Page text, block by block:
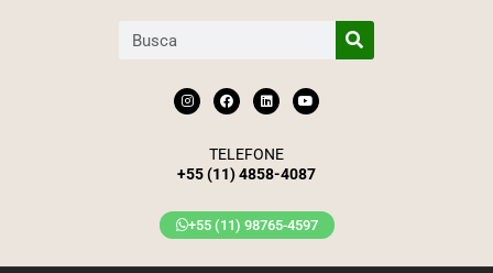
TELEFONE
+55 (11) 4858-4087
+55 (11) 98765-4597